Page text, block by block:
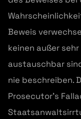
Beweis
keinen außer
austauschbar
nie beschreiben.
Prosecutor’s